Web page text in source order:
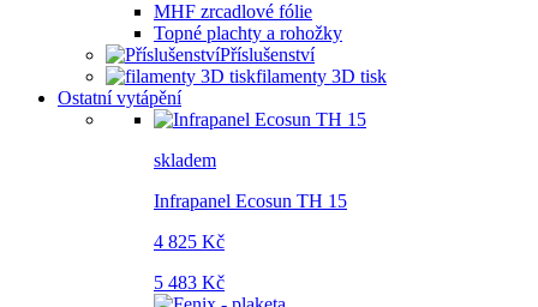
MHF zrcadlové fólie
Topné plachty a rohožky
Příslušenství
filamenty 3D tisk
Ostatní vytápění
skladem
Infrapanel Ecosun TH 15
4 825 Kč
5 483 Kč